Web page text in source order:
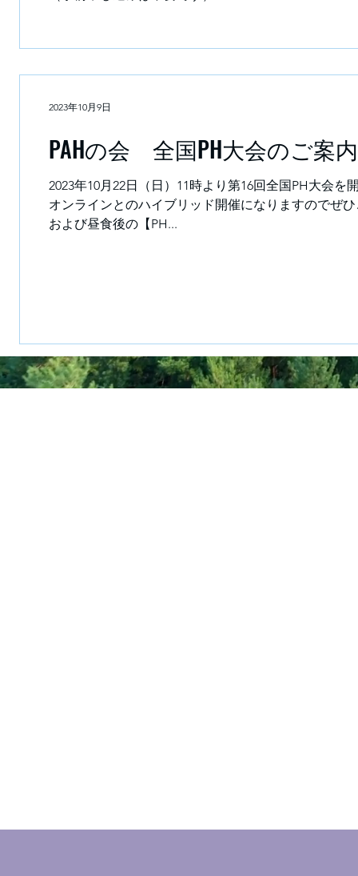
PAHの会 全国PH大会のご案
2023年10月22日（日）11時より第16回全国PH大会を開催します。 今回は、久しぶりに慶應義塾
オンラインとのハイブリッド開催になりますのでぜ
および昼食後の【PH...
2023年10月9日